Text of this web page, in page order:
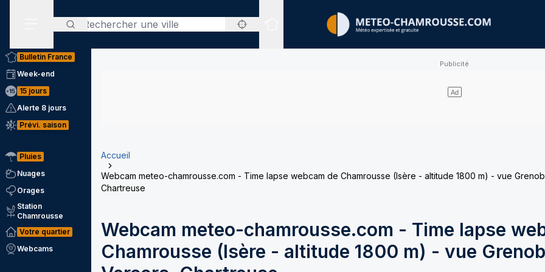
Rechercher
Sites expertisés
Bulletin France
Week-end
15 jours
Alerte 8 jours
Prévi. saison
Pluies
Nuages
Orages
Station
Chamrousse
Votre quartier
Webcams
Accueil
Webcam meteo-chamrousse.com - Time lapse webcam de Chamrousse (Isère - altitude 1800 m) - vue
Chartreuse
Webcam meteo-chamrousse.com - Time lapse
Chamrousse (Isère - altitude 1800 m) - vue